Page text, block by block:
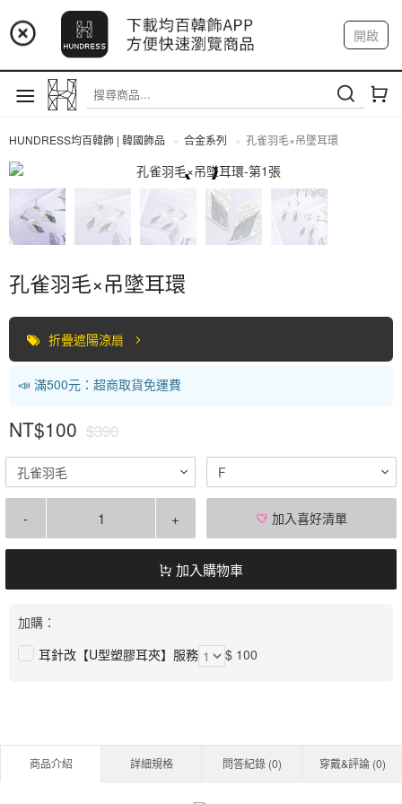
📢 市集預告：9/4-9/6 淡水捷運站
📢 市集預告：9/12-9/13 八里海巡基地
📢 市集預告：8/22-8/23 桃園青埔置地廣場
開啟
註冊 我的帳戶
HUNDRESS均百韓飾 | 韓國飾品 合金系列 孔雀羽毛×吊墜耳環
孔雀羽毛×吊墜耳環
折疊遮陽涼扇
📣 滿500元：超商取貨免運費
NT$100 $390
孔雀羽毛 F
- + 加入喜好清單
加入購物車
加購：
耳針改【U型塑膠耳夾】服務
$ 100
商品介紹 詳細規格 問答紀錄 (0) 穿戴&評論 (0)